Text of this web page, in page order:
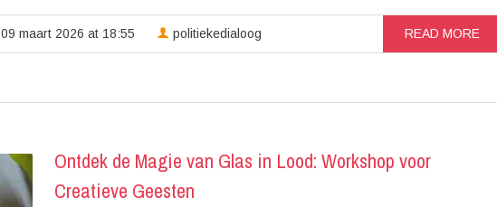
09 maart 2026 at 18:55 politiekedialoog READ MORE
Ontdek de Magie van Glas in Lood: Workshop voor
Creatieve Geesten